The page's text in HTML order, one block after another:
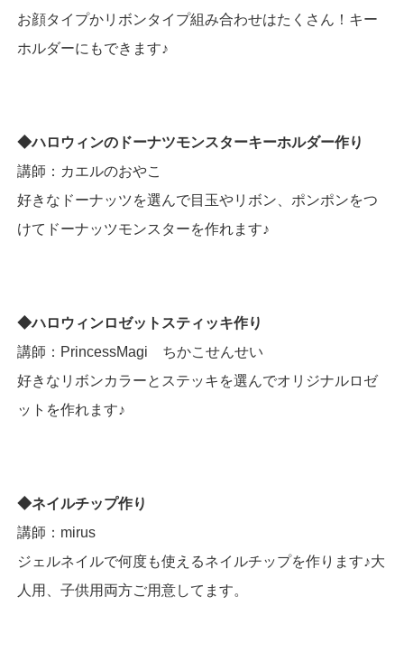
お顔タイプかリボンタイプ組み合わせはたくさん！キー
ホルダーにもできます♪
◆ハロウィンのドーナツモンスターキーホルダー作り
講師：カエルのおやこ
好きなドーナッツを選んで目玉やリボン、ポンポンをつ
けてドーナッツモンスターを作れます♪
◆ハロウィンロゼットスティッキ作り
講師：PrincessMagi ちかこせんせい
好きなリボンカラーとステッキを選んでオリジナルロゼ
ットを作れます♪
◆ネイルチップ作り
講師：mirus
ジェルネイルで何度も使えるネイルチップを作ります♪大
人用、子供用両方ご用意してます。